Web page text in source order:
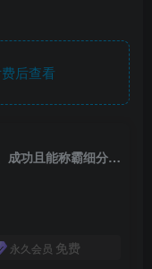
后查看
吸引力学院，教会您如何打造一个强大、成功且能称霸细分领域的品牌！【原创双语字幕】
永久会员 免费